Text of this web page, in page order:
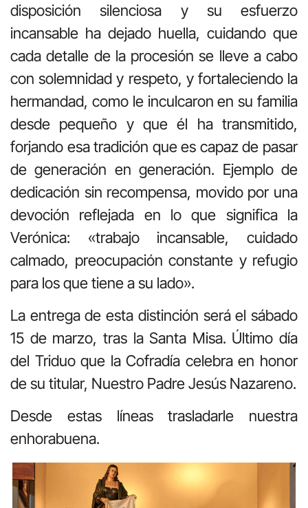
disposición silenciosa y su esfuerzo
incansable ha dejado huella, cuidando que
cada detalle de la procesión se lleve a cabo
con solemnidad y respeto, y fortaleciendo la
hermandad, como le inculcaron en su familia
desde pequeño y que él ha transmitido,
forjando esa tradición que es capaz de pasar
de generación en generación. Ejemplo de
dedicación sin recompensa, movido por una
devoción reflejada en lo que significa la
Verónica: «trabajo incansable, cuidado
calmado, preocupación constante y refugio
para los que tiene a su lado».
La entrega de esta distinción será el sábado
15 de marzo, tras la Santa Misa. Último día
del Triduo que la Cofradía celebra en honor
de su titular, Nuestro Padre Jesús Nazareno.
Desde estas líneas trasladarle nuestra
enhorabuena.